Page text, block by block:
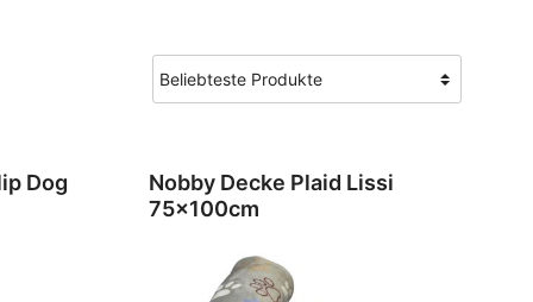
Dog
Nobby Decke Plaid Lissi
75x100cm